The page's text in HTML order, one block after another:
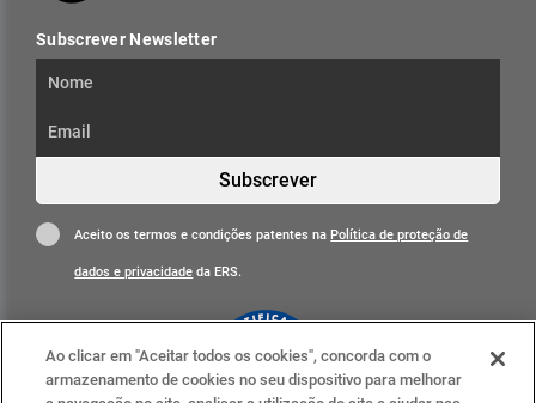
Subscrever Newsletter
Subscrever
Aceito os termos e condições patentes naPolítica de proteção de
dados e privacidade da ERS.
Ao clicar em "Aceitar todos os cookies", concorda com o
armazenamento de cookies no seu dispositivo para melhorar